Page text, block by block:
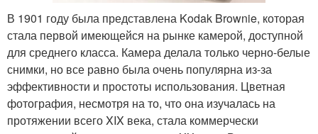
В 1901 году была представлена Kodak Brownie, которая
стала первой имеющейся на рынке камерой, доступной
для среднего класса. Камера делала только черно-белые
снимки, но все равно была очень популярна из-за
эффективности и простоты использования. Цветная
фотография, несмотря на то, что она изучалась на
протяжении всего XIX века, стала коммерчески